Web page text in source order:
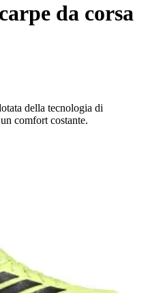
da corsa
della tecnologia di
comfort costante.